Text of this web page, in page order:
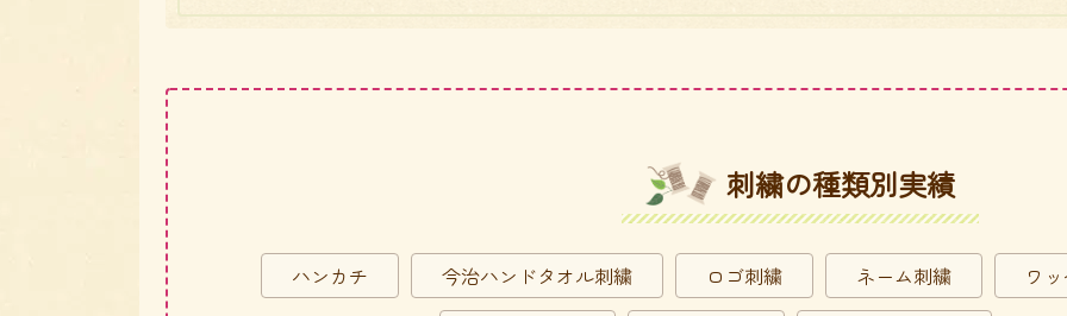
刺繍の種類別実績
ハンカチ 今治ハンドタオル刺繍 ロゴ刺繍 ネーム刺繍
ワ